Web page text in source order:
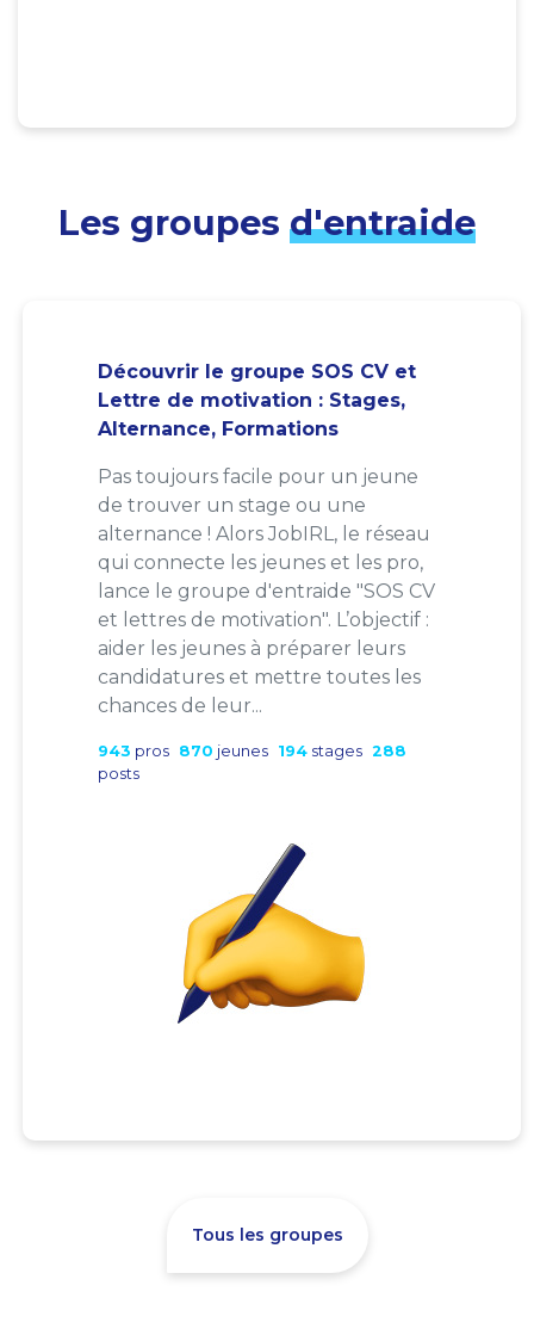
Les groupes d'entraide
Découvrir le groupe SOS CV et
Lettre de motivation : Stages,
Alternance, Formations
Pas toujours facile pour un jeune
de trouver un stage ou une
alternance ! Alors JobIRL, le réseau
qui connecte les jeunes et les pro,
lance le groupe d'entraide "SOS CV
et lettres de motivation". L’objectif :
aider les jeunes à préparer leurs
candidatures et mettre toutes les
chances de leur...
943 pros 870 jeunes 194 stages 288
posts
Tous les groupes